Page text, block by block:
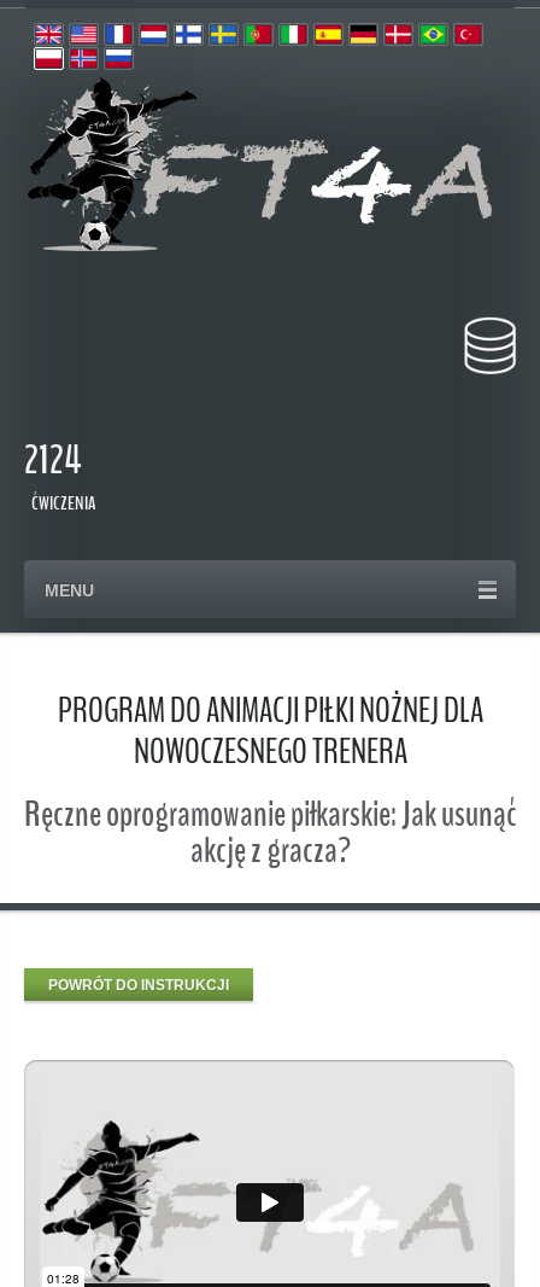
2124
ĆWICZENIA
MENU
PROGRAM DO ANIMACJI PIŁKI NOŻNEJ DLA
NOWOCZESNEGO TRENERA
Ręczne oprogramowanie piłkarskie: Jak usunąć
akcję z gracza?
POWRÓT DO INSTRUKCJI